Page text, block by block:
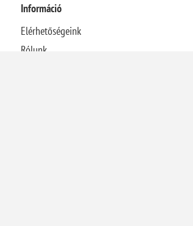
Információ
Elérhetőségeink
Rólunk